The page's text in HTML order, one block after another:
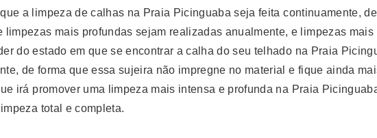
a limpeza de calhas na Praia Picinguaba seja feita continuamente,
limpezas mais profundas sejam realizadas anualmente, e limpezas
do estado em que se encontrar a calha do seu telhado na Praia
de forma que essa sujeira não impregne no material e fique ainda
irá promover uma limpeza mais intensa e profunda na Praia
total e completa.